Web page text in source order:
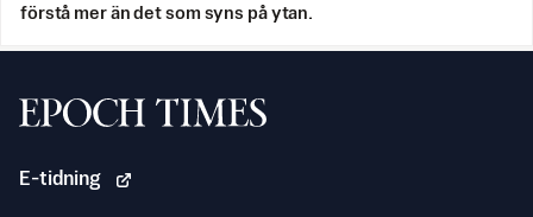
förstå mer än det som syns på ytan.
Svenska Epoch Times
E-tidning